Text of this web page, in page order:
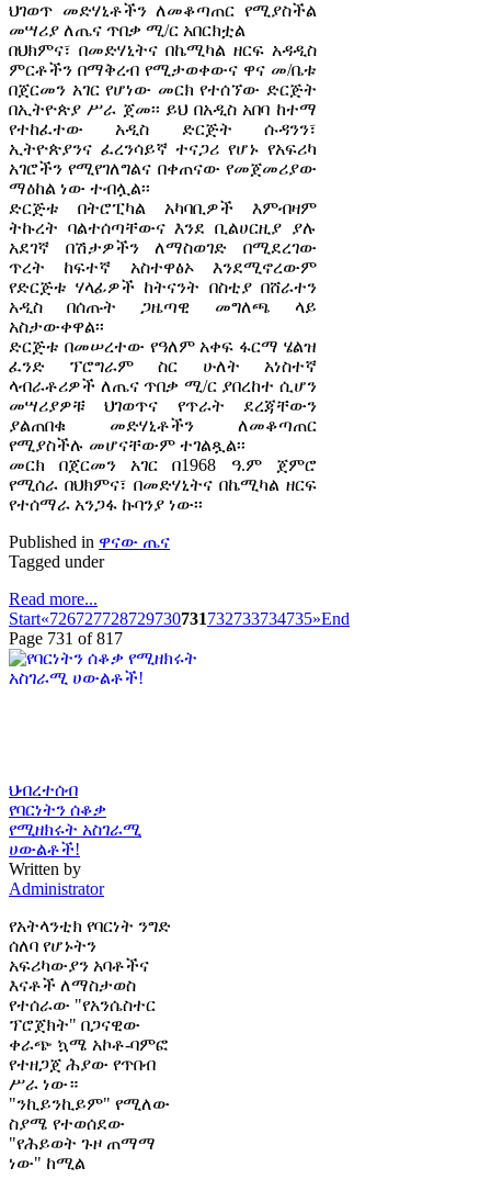
ህገወጥ መድሃኒቶችን ለመቆጣጠር የሚያስችል
መሣሪያ ለጤና ጥበቃ ሚ/ር አበርክቷል
በህክምና፣ በመድሃኒትና በኬሚካል ዘርፍ አዳዲስ
ምርቶችን በማቅረብ የሚታወቀውና ዋና መ/ቤቱ
በጀርመን አገር የሆነው መርክ የተሰኘው ድርጅት
በኢትዮጵያ ሥራ ጀመ፡፡ ይህ በአዲስ አበባ ከተማ
የተከፈተው አዲስ ድርጅት ሱዳንን፣
ኢትዮጵያንና ፈረንሳይኛ ተናጋሪ የሆኑ የአፍሪካ
አገሮችን የሚየገለግልና በቀጠናው የመጀመሪያው
ማዕከል ነው ተብሏል፡፡
ድርጅቱ በትሮፒካል አካባቢዎች እምብዛም
ትኩረት ባልተሰጣቸውና እንደ ቢልሀርዚያ ያሉ
አደገኛ በሽታዎችን ለማስወገድ በሚደረገው
ጥረት ከፍተኛ አስተዋፅኦ እንደሚኖረውም
የድርጅቱ ሃላፊዎች ከትናንት በስቲያ በሸራተን
አዲስ በሰጡት ጋዜጣዊ መግለጫ ላይ
አስታውቀዋል፡፡
ድርጅቱ በመሠረተው የዓለም አቀፍ ፋርማ ሄልዝ
ፈንድ ፕሮግራም ስር ሁለት አነስተኛ
ላብራቶሪዎች ለጤና ጥበቃ ሚ/ር ያበረከተ ሲሆን
መሣሪያዎቹ ህገወጥና የጥራት ደረጃቸውን
ያልጠበቁ መድሃኒቶችን ለመቆጣጠር
የሚያስችሉ መሆናቸውም ተገልጿል፡፡
መርክ በጀርመን አገር በ1968 ዓ.ም ጀምሮ
የሚሰራ በህክምና፣ በመድሃኒትና በኬሚካል ዘርፍ
የተሰማራ አንጋፋ ኩባንያ ነው፡፡
Published in ዋናው ጤና
Tagged under
Read more...
Start«726727728729730731732733734735»End
Page 731 of 817
ህብረተሰብ
የባርነትን ሰቆቃ
የሚዘክሩት አስገራሚ
ሀውልቶች!
Written by
Administrator
የአትላንቲክ የባርነት ንግድ
ሰለባ የሆኑትን
አፍሪካውያን አባቶችና
እናቶች ለማስታወስ
የተሰራው "የአንሴስተር
ፕሮጀክት" በጋናዊው
ቀራጭ ኳሜ አኮቶ-ባምፎ
የተዘጋጀ ሕያው የጥበብ
ሥራ ነው።
"ንኪይንኪይም" የሚለው
ስያሜ የተወሰደው
"የሕይወት ጉዞ ጠማማ
ነው" ከሚል